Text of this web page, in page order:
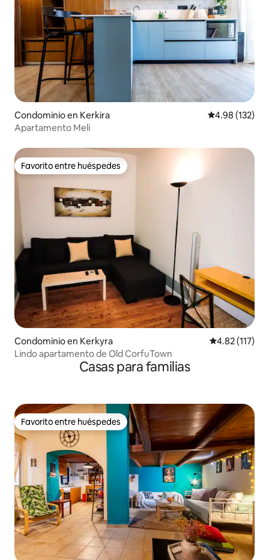
Condominio en Kerkira Calificación
4.98 (132)
Apartamento Meli
Favorito entre huéspedes
Favorito entre huéspedes
Condominio en Kerkyra Calificación
4.82 (117)
Lindo apartamento de Old CorfuTown
Casas para familias
Favorito entre huéspedes
Favorito entre huéspedes